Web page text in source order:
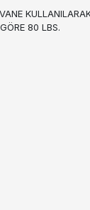
80 LBS.